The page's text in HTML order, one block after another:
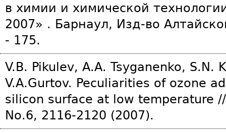
в химии и химической
2007» . Барнаул, Изд-во
- 175.
V.B. Pikulev, A.A. Tsyganenko, S.N.
V.A.Gurtov. Peculiarities of ozone
silicon surface at low temperature
No.6, 2116-2120 (2007).